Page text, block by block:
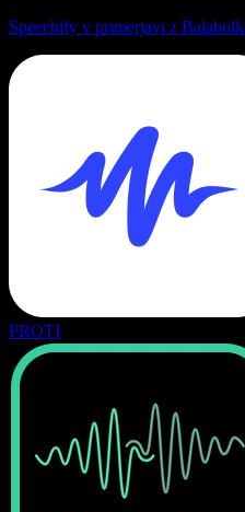
Speechify v primerjavi z
PROTI